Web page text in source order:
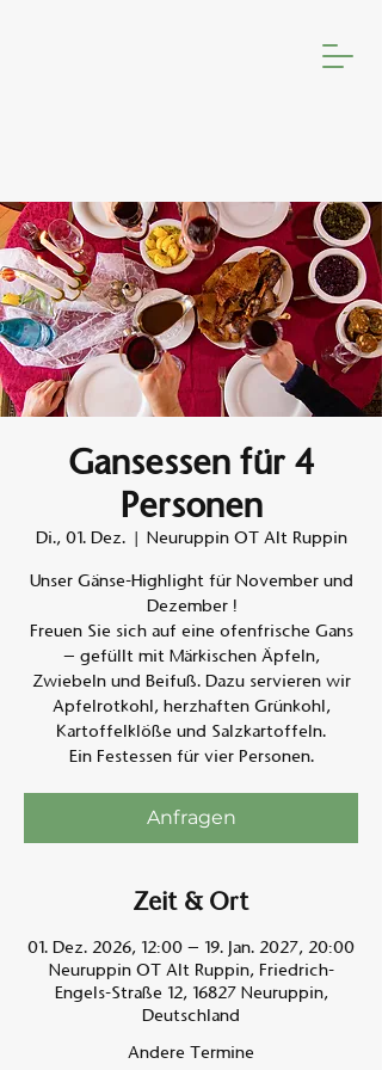
Gansessen für 4
Personen
Di., 01. Dez.
  |
Neuruppin OT Alt Ruppin
Unser Gänse-Highlight für November und
Dezember !
Freuen Sie sich auf eine ofenfrische Gans
– gefüllt mit Märkischen Äpfeln,
Zwiebeln und Beifuß. Dazu servieren wir
Apfelrotkohl, herzhaften Grünkohl,
Kartoffelklöße und Salzkartoffeln.
Ein Festessen für vier Personen.
Anfragen
Zeit & Ort
01. Dez. 2026, 12:00 – 19. Jan. 2027, 20:00
Neuruppin OT Alt Ruppin, Friedrich-
Engels-Straße 12, 16827 Neuruppin,
Deutschland
Andere Termine